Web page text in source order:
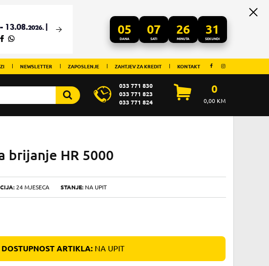
05
DANA
07
SATI
26
MINUTA
31
SEKUNDI
NEWSLETTER ZAPOSLENJE ZAHTJEV ZA KREDIT KONTAKT
033 771 830
033 771 823
033 771 824
0
0,00KM
brijanje HR 5000
24 MJESECA STANJE: NA UPIT
DOSTUPNOST ARTIKLA:NA UPIT